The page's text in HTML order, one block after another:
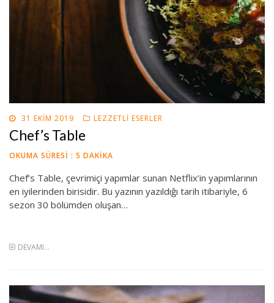
POSTED
ON
31 EKIM 2019 LEZZETLI ESERLER
Chef’s Table
OKUMA SÜRESI : 5 DAKIKA
Chef’s Table, çevrimiçi yapımlar sunan Netflix’in yapımlarının
en iyilerinden birisidir. Bu yazının yazıldığı tarih itibariyle, 6
sezon 30 bölümden oluşan…
DEVAMI...